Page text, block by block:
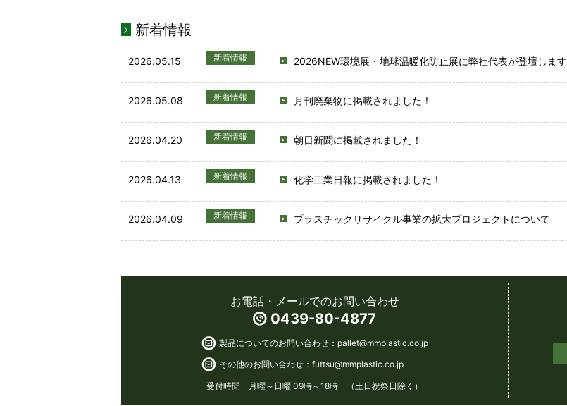
新着情報
2026.05.15 新着情報 2026NEW環境展・地球温暖化防止展に弊社代表が登壇します
2026.05.08 新着情報 月刊廃棄物に掲載されました！
2026.04.20 新着情報 朝日新聞に掲載されました！
2026.04.13 新着情報 化学工業日報に掲載されました！
2026.04.09 新着情報 プラスチックリサイクル事業の拡大プロジェクトについて
お電話・メールでのお問い合わせ
0439-80-4877
製品についてのお問い合わせ： pallet@mmplastic.co.jp
その他のお問い合わせ： futtsu@mmplastic.co.jp
受付時間 月曜～日曜 09時～18時 （土日祝祭日除く）